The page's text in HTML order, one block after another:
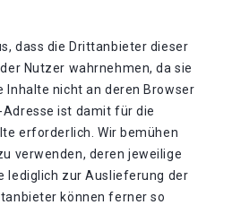
dass die Drittanbieter dieser
Nutzer wahrnehmen, da sie
Inhalte nicht an deren Browser
Adresse ist damit für die
erforderlich. Wir bemühen
verwenden, deren jeweilige
lediglich zur Auslieferung der
können ferner so